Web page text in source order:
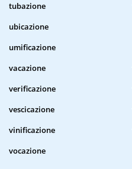
tubazione
ubicazione
umificazione
vacazione
verificazione
vescicazione
vinificazione
vocazione